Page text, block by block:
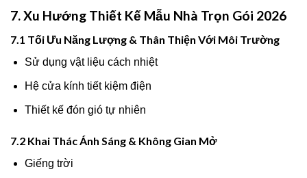
7. Xu Hướng Thiết Kế Mẫu Nhà Trọn Gói 2026
7.1 Tối Ưu Năng Lượng & Thân Thiện Với Môi Trường
Sử dụng vật liệu cách nhiệt
Hệ cửa kính tiết kiệm điện
Thiết kế đón gió tự nhiên
7.2 Khai Thác Ánh Sáng & Không Gian Mở
Giếng trời